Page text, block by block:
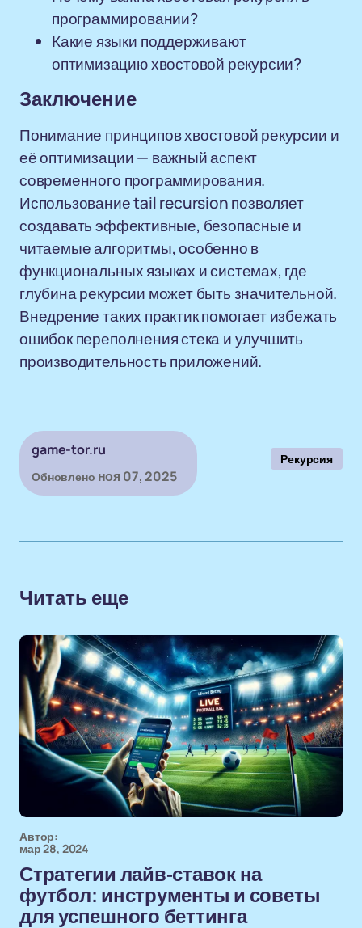
программировании?
Какие языки поддерживают
оптимизацию хвостовой рекурсии?
Заключение
Понимание принципов хвостовой рекурсии и
её оптимизации — важный аспект
современного программирования.
Использование tail recursion позволяет
создавать эффективные, безопасные и
читаемые алгоритмы, особенно в
функциональных языках и системах, где
глубина рекурсии может быть значительной.
Внедрение таких практик помогает избежать
ошибок переполнения стека и улучшить
производительность приложений.
game-tor.ru
Обновлено ноя 07, 2025
Рекурсия
Читать еще
Автор:
мар 28, 2024
Стратегии лайв-ставок на
футбол: инструменты и советы
для успешного беттинга